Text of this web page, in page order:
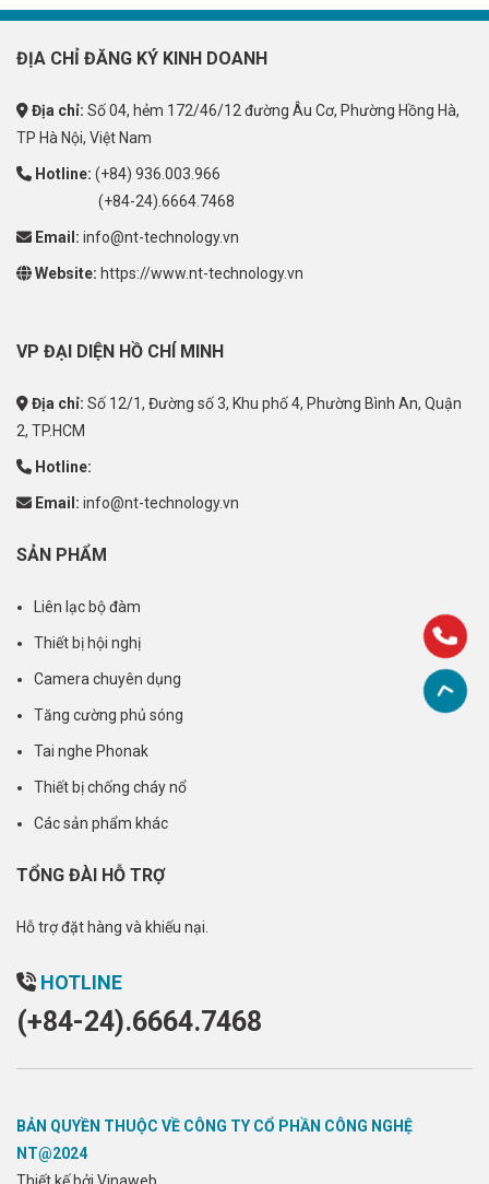
ĐỊA CHỈ ĐĂNG KÝ KINH DOANH
Địa chỉ: Số 04, hẻm 172/46/12 đường Âu Cơ, Phường Hồng Hà,
TP Hà Nội, Việt Nam
Hotline: (+84) 936.003.966
(+84-24).6664.7468
Email: info@nt-technology.vn
Website: https://www.nt-technology.vn
VP ĐẠI DIỆN HỒ CHÍ MINH
Địa chỉ: Số 12/1, Đường số 3, Khu phố 4, Phường Bình An, Quận
2, TP.HCM
Hotline:
Email: info@nt-technology.vn
SẢN PHẨM
Liên lạc bộ đàm
Thiết bị hội nghị
Camera chuyên dụng
Tăng cường phủ sóng
Tai nghe Phonak
Thiết bị chống cháy nổ
Các sản phẩm khác
TỔNG ĐÀI HỖ TRỢ
Hỗ trợ đặt hàng và khiếu nại.
HOTLINE
(+84-24).6664.7468
BẢN QUYỀN THUỘC VỀ CÔNG TY CỔ PHẦN CÔNG NGHỆ
NT@2024